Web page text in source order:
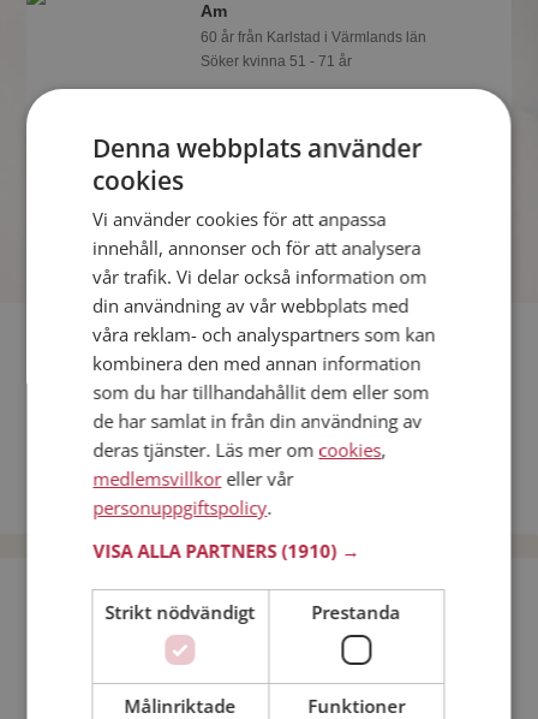
Am
60 år från Karlstad i Värmlands län
Söker kvinna 51 - 71 år
Mötesplatsen, sen kan du lära dig allt
om Am.
Fler singlar
Fler singelmän från Karlstad:Tom, Nicke ,Jan
Kvinnor från Karlstad
Dejta kvinnor i Sverige
Dejta män i Sverige
Bli medlem utan kostnad!
Denna webbplats använder
cookies
Vi använder cookies för att anpassa
innehåll, annonser och för att analysera
vår trafik. Vi delar också information om
din användning av vår webbplats med
våra reklam- och analyspartners som kan
kombinera den med annan information
som du har tillhandahållit dem eller som
de har samlat in från din användning av
deras tjänster. Läs mer om cookies,
medlemsvillkoreller vår
personuppgiftspolicy.
VISA ALLA PARTNERS(1910) →
Strikt nödvändigt Prestanda
Målinriktade Funktioner